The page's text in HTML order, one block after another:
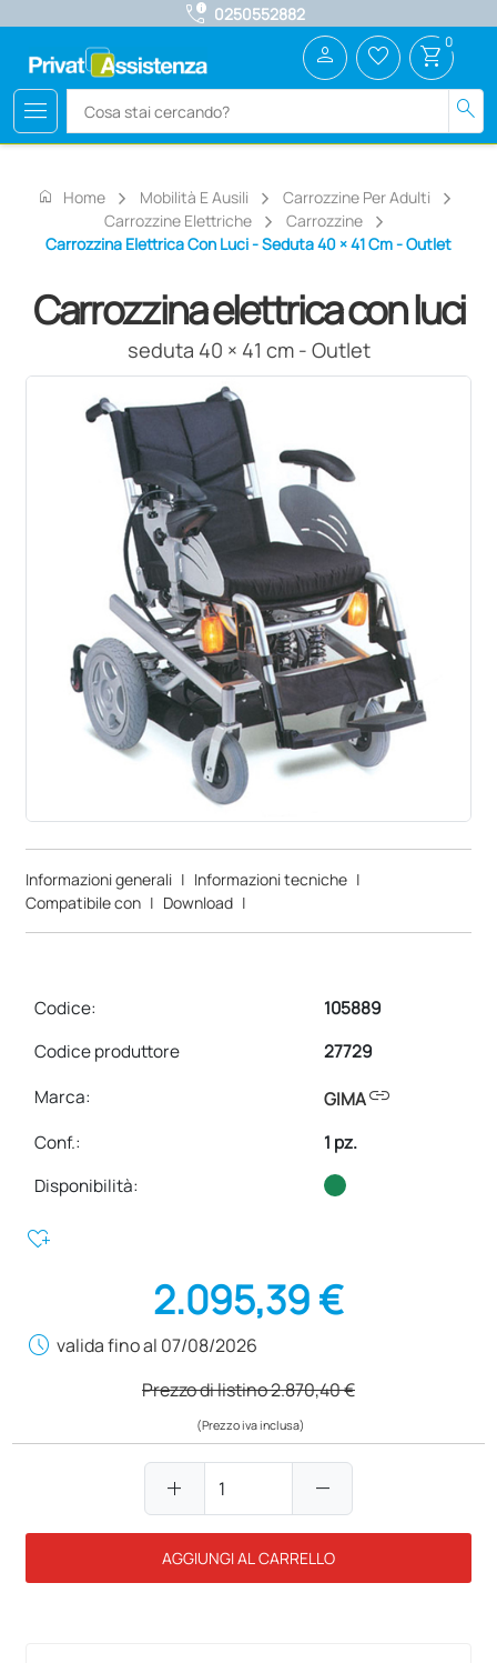
call_quality 0250552882
menu search
person favorite_border shopping_cart 0
home Home Mobilità E Ausili
Carrozzine Per Adulti
Carrozzine Elettriche
Carrozzine
Carrozzina Elettrica Con Luci - Seduta 40 × 41 Cm - Outlet
Carrozzina elettrica con luci
seduta 40 × 41 cm - Outlet
Informazioni generali | Informazioni tecniche |
Compatibile con | Download |
Codice:
105889
Codice produttore
27729
Marca:
GIMAlink
Conf.:
1 pz.
Disponibilità:
heart_plus
2.095,39 €
schedule valida fino al 07/08/2026
Prezzo di listino2.870,40 €
(Prezzo iva inclusa)
add remove
AGGIUNGI AL CARRELLO